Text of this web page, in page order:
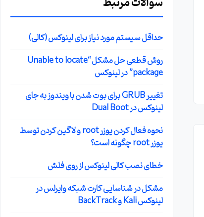
حداقل سیستم مورد نیاز برای لینوکس (کالی)
روش قطعی حل مشکل “Unable to locate
package” در لینوکس
تغییر GRUB برای بوت شدن با ویندوز به جای
لینوکس در Dual Boot
نحوه فعال کردن یوزر root و لاگین کردن توسط
یوزر root چگونه است؟
خطای نصب کالی لینوکس از روی فلش
مشکل در شناسایی کارت شبکه وایرلس در
لینوکس Kali و BackTrack